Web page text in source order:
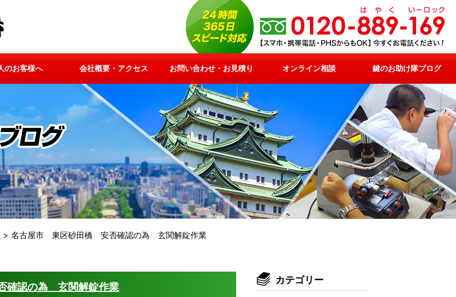
のお客様へ 会社概要・アクセス お問い合わせ・お見積り オンライン相談 鍵のお助け隊ブログ
> 名古屋市 東区砂田橋 安否確認の為 玄関解錠作業
認の為 玄関解錠作業
カテゴリー